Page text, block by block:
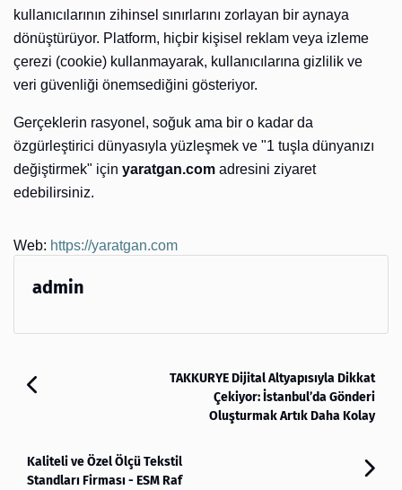
kullanıcılarının zihinsel sınırlarını zorlayan bir aynaya
dönüştürüyor. Platform, hiçbir kişisel reklam veya izleme
çerezi (cookie) kullanmayarak, kullanıcılarına gizlilik ve
veri güvenliği önemsediğini gösteriyor.
Gerçeklerin rasyonel, soğuk ama bir o kadar da
özgürleştirici dünyasıyla yüzleşmek ve "1 tuşla dünyanızı
değiştirmek" için yaratgan.com adresini ziyaret
edebilirsiniz.
Web: https://yaratgan.com
admin
TAKKURYE Dijital Altyapısıyla Dikkat
Çekiyor: İstanbul’da Gönderi
Oluşturmak Artık Daha Kolay
Kaliteli ve Özel Ölçü Tekstil
Standları Firması - ESM Raf